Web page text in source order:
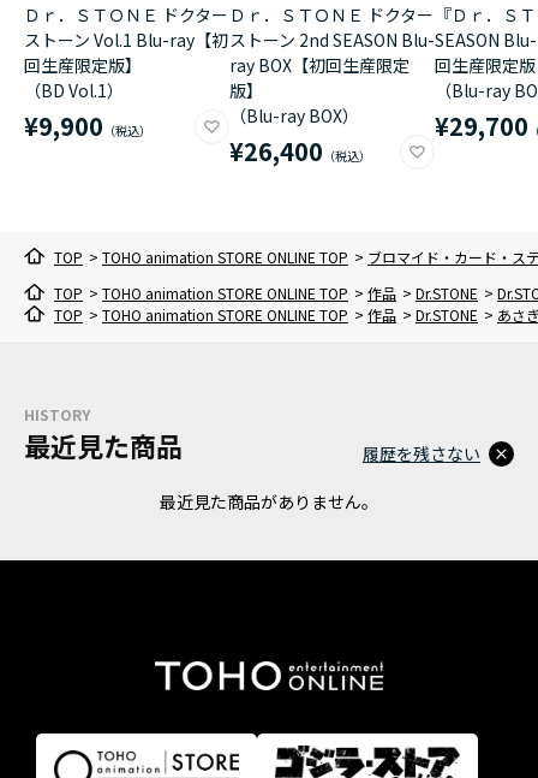
Ｄｒ．ＳＴＯＮＥ ドクター
ストーン Vol.1 Blu-ray【初
回生産限定版】
（BD Vol.1）
¥9,900
Ｄｒ．ＳＴＯＮＥ ドクター
ストーン 2nd SEASON Blu-
ray BOX【初回生産限定
版】
（Blu-ray BOX）
¥26,400
『Ｄｒ．Ｓ
SEASON
回生産限定版
（Blu-ray
¥29,700
TOP > TOHO animation STORE ONLINE TOP > ブロマイド・カード・ス
TOP > TOHO animation STORE ONLINE TOP > 作品 > Dr.STONE >
TOP > TOHO animation STORE ONLINE TOP > 作品 > Dr.STONE > あさ
HISTORY
最近見た商品
最近見た商品がありません。
履歴を残さない